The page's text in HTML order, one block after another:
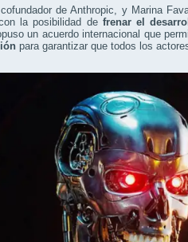
de Anthropic, y Marina
la posibilidad de frenar el
un acuerdo internacional que
para garantizar que todos los